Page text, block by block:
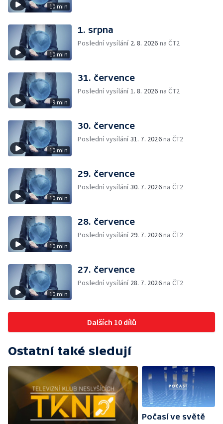
10 min
10 min
1. srpna
Poslední vysílání 2. 8. 2026 na ČT2
9 min
31. července
Poslední vysílání1. 8. 2026 na ČT2
10 min
30. července
Poslední vysílání31. 7. 2026na ČT2
10 min
29. července
Poslední vysílání30. 7. 2026na ČT2
10 min
28. července
Poslední vysílání 29. 7. 2026na ČT2
10 min
27. července
Poslední vysílání 28. 7. 2026na ČT2
Dalších 10 dílů
Ostatní také sledují
Počasí ve světě